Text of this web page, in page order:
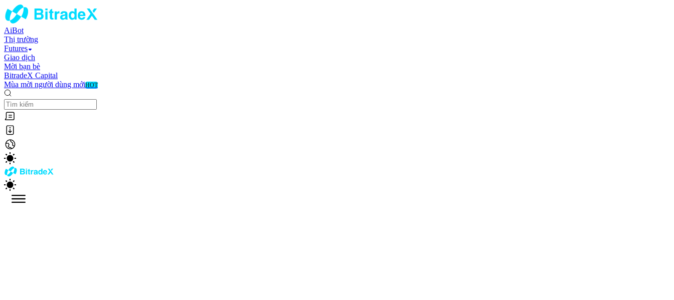
AiBot
Thị trường
Futures
Giao dịch
Mời bạn bè
BitradeX Capital
Mùa mời người dùng mớiHOT